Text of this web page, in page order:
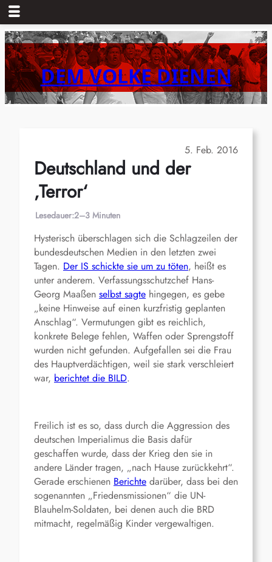
Zum
Inhalt
springenDEM VOLKE DIENEN
5. Feb. 2016
Deutschland und der
‚Terror‘
Lesedauer:2–3 Minuten
Hysterisch überschlagen sich die Schlagzeilen der
bundesdeutschen Medien in den letzten zwei
Tagen. Der IS schickte sie um zu töten, heißt es
unter anderem. Verfassungsschutzchef Hans-
Georg Maaßen selbst sagte hingegen, es gebe
„keine Hinweise auf einen kurzfristig geplanten
Anschlag“. Vermutungen gibt es reichlich,
konkrete Belege fehlen, Waffen oder Sprengstoff
wurden nicht gefunden. Aufgefallen sei die Frau
des Hauptverdächtigen, weil sie stark verschleiert
war, berichtet die BILD.
Freilich ist es so, dass durch die Aggression des
deutschen Imperialimus die Basis dafür
geschaffen wurde, dass der Krieg den sie in
andere Länder tragen, „nach Hause zurückkehrt“.
Gerade erschienen Berichte darüber, dass bei den
sogenannten „Friedensmissionen“ die UN-
Blauhelm-Soldaten, bei denen auch die BRD
mitmacht, regelmäßig Kinder vergewaltigen.